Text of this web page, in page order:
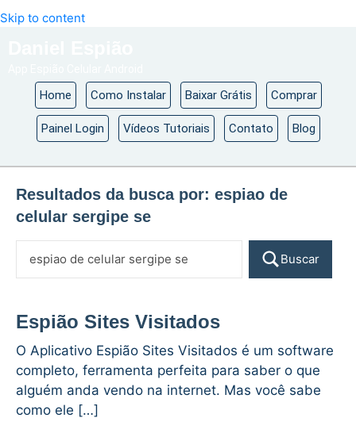
Skip to content
Home Como Instalar Baixar Grátis Comprar
Painel Login Vídeos Tutoriais Contato Blog
Resultados da busca por: espiao de
celular sergipe se
Buscar
Espião Sites Visitados
O Aplicativo Espião Sites Visitados é um software
completo, ferramenta perfeita para saber o que
alguém anda vendo na internet. Mas você sabe
como ele […]